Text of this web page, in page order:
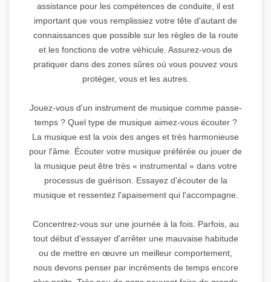
assistance pour les compétences de conduite, il est
important que vous remplissiez votre tête d'autant de
connaissances que possible sur les règles de la route
et les fonctions de votre véhicule. Assurez-vous de
pratiquer dans des zones sûres où vous pouvez vous
protéger, vous et les autres.
Jouez-vous d'un instrument de musique comme passe-
temps ? Quel type de musique aimez-vous écouter ?
La musique est la voix des anges et très harmonieuse
pour l'âme. Écouter votre musique préférée ou jouer de
la musique peut être très « instrumental » dans votre
processus de guérison. Essayez d'écouter de la
musique et ressentez l'apaisement qui l'accompagne.
Concentrez-vous sur une journée à la fois. Parfois, au
tout début d'essayer d'arrêter une mauvaise habitude
ou de mettre en œuvre un meilleur comportement,
nous devons penser par incréments de temps encore